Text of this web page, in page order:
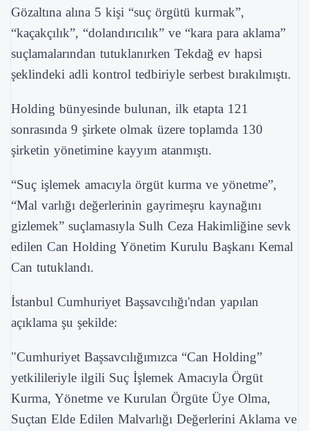
Gözaltına alına 5 kişi “suç örgütü kurmak”,
“kaçakçılık”, “dolandırıcılık” ve “kara para aklama”
suçlamalarından tutuklanırken Tekdağ ev hapsi
şeklindeki adli kontrol tedbiriyle serbest bırakılmıştı.
Holding bünyesinde bulunan, ilk etapta 121
sonrasında 9 şirkete olmak üzere toplamda 130
şirketin yönetimine kayyım atanmıştı.
“Suç işlemek amacıyla örgüt kurma ve yönetme”,
“Mal varlığı değerlerinin gayrimeşru kaynağını
gizlemek” suçlamasıyla Sulh Ceza Hakimliğine sevk
edilen Can Holding Yönetim Kurulu Başkanı Kemal
Can tutuklandı.
İstanbul Cumhuriyet Başsavcılığı'ndan yapılan
açıklama şu şekilde:
"Cumhuriyet Başsavcılığımızca “Can Holding”
yetkilileriyle ilgili Suç İşlemek Amacıyla Örgüt
Kurma, Yönetme ve Kurulan Örgüte Üye Olma,
Suçtan Elde Edilen Malvarlığı Değerlerini Aklama ve